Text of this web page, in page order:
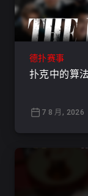
德扑赛事
扑克中的算
7 8 月, 2026